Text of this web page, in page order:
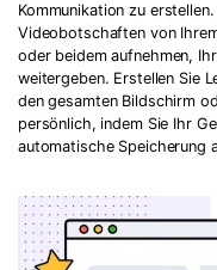
Kommunikation zu
Videobotschaften von
oder beidem aufnehmen,
weitergeben. Erstellen Sie
den gesamten Bildschirm
persönlich, indem Sie Ihr
automatische Speicherung